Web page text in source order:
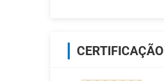
CERTIFICAÇÃO